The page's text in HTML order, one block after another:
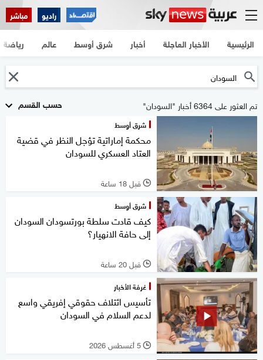
راديو مباشر
الرئيسية الأخبار العاجلة أخبار شرق أوسط عالم رياضة
حسب القسم تم العثور على 6364 أخبار "السودان"
شرق أوسط
محكمة إماراتية تؤجل النظر في قضية
العتاد العسكري للسودان
l قبل 18 ساعة
شرق أوسط
كيف قادت سلطة بورتسودان السودان
إلى حافة الانهيار؟
l قبل 20 ساعة
غرفة الأخبار
تأسيس ائتلاف حقوقي إفريقي واسع
لدعم السلام في السودان
l 5 أغسطس 2026